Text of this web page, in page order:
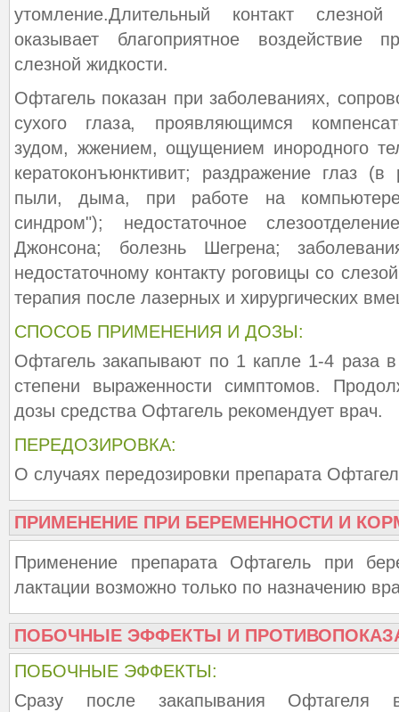
утомление.Длительный контакт
оказывает благоприятное воздействие
слезной жидкости.
Офтагель показан при заболеваниях,
сухого глаза, проявляющимся
зудом, жжением, ощущением инородного
кератоконъюнктивит; раздражение глаз (в
пыли, дыма, при работе на
синдром"); недостаточное
Джонсона; болезнь Шегрена;
недостаточному контакту роговицы со
терапия после лазерных и хирургических
СПОСОБ ПРИМЕНЕНИЯ И ДОЗЫ:
Офтагель закапывают по 1 капле 1-4 раза в
степени выраженности симптомов.
дозы средства Офтагель рекомендует врач.
ПЕРЕДОЗИРОВКА:
О случаях передозировки препарата
ПРИМЕНЕНИЕ ПРИ БЕРЕМЕННОСТИ И
Применение препарата Офтагель при
лактации возможно только по назначению
ПОБОЧНЫЕ ЭФФЕКТЫ И
ПОБОЧНЫЕ ЭФФЕКТЫ:
Сразу после закапывания Офтагеля